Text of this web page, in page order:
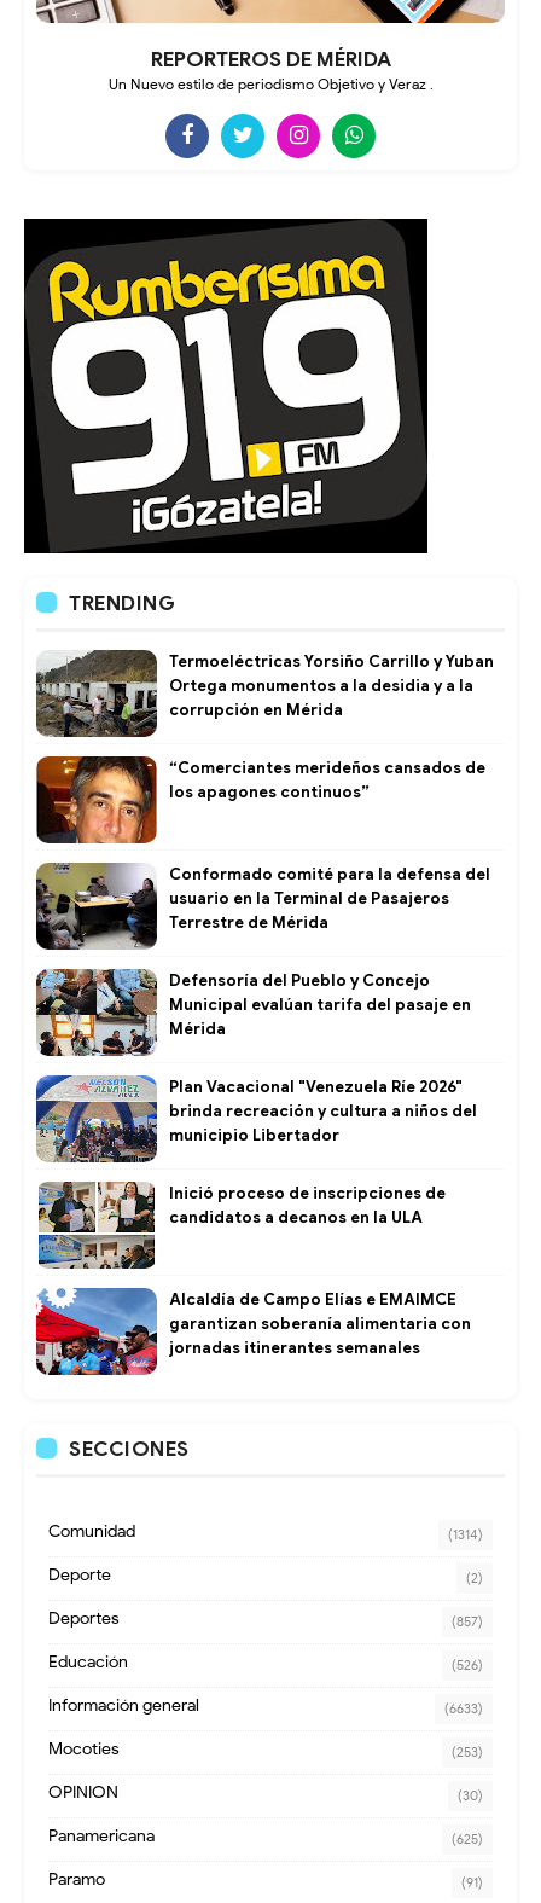
REPORTEROS DE MÉRIDA
Un Nuevo estilo de periodismo Objetivo y Veraz .
TRENDING
Termoeléctricas Yorsiño Carrillo y Yuban
Ortega monumentos a la desidia y a la
corrupción en Mérida
“Comerciantes merideños cansados de
los apagones continuos”
Conformado comité para la defensa del
usuario en la Terminal de Pasajeros
Terrestre de Mérida
Defensoría del Pueblo y Concejo
Municipal evalúan tarifa del pasaje en
Mérida
Plan Vacacional "Venezuela Ríe 2026"
brinda recreación y cultura a niños del
municipio Libertador
Inició proceso de inscripciones de
candidatos a decanos en la ULA
Alcaldía de Campo Elías e EMAIMCE
garantizan soberanía alimentaria con
jornadas itinerantes semanales
SECCIONES
Comunidad (1314)
Deporte (2)
Deportes (857)
Educación (526)
Información general (6633)
Mocoties (253)
OPINION (30)
Panamericana (625)
Paramo (91)